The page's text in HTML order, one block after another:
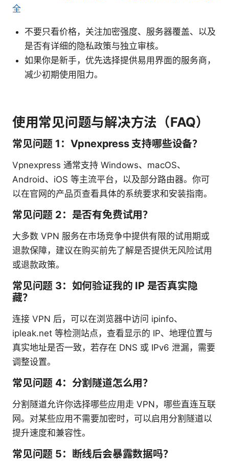
全
不要只看价格，关注加密强度、服务器覆盖、以及
是否有详细的隐私政策与独立审核。
如果你是新手，优先选择提供易用界面的服务商，
减少初期使用阻力。
使用常见问题与解决方法（FAQ）
常见问题 1：Vpnexpress 支持哪些设备？
Vpnexpress 通常支持 Windows、macOS、
Android、iOS 等主流平台，以及部分路由器。你可
以在官网的产品页查看具体的系统要求和安装指南。
常见问题 2：是否有免费试用？
大多数 VPN 服务在市场竞争中提供有限的试用期或
退款保障，建议在购买前先了解是否提供无风险试用
或退款政策。
常见问题 3：如何验证我的 IP 是否真实隐
藏？
连接 VPN 后，可以在浏览器中访问 ipinfo、
ipleak.net 等检测站点，查看显示的 IP、地理位置与
真实地址是否一致，若存在 DNS 或 IPv6 泄漏，需要
调整设置。
常见问题 4：分割隧道怎么用？
分割隧道允许你选择哪些应用走 VPN，哪些直连互联
网。对某些应用不需要加密时，可以启用分割隧道以
提升速度和兼容性。
常见问题 5：断线后会暴露数据吗？